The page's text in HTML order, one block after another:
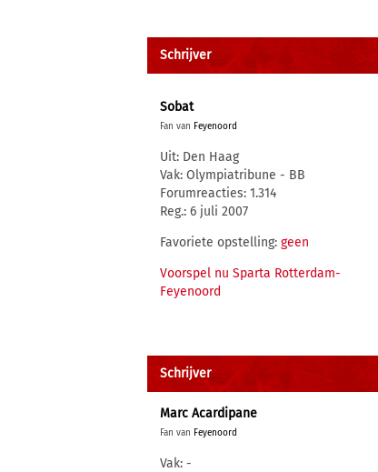
Schrijver
Sobat
Fan van Feyenoord
Uit: Den Haag
Vak: Olympiatribune - BB
Forumreacties: 1.314
Reg.: 6 juli 2007
Favoriete opstelling: geen
Voorspel nu Sparta Rotterdam-
Feyenoord
Schrijver
Marc Acardipane
Fan van Feyenoord
Vak: -